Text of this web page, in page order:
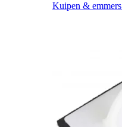
Kuipen & emmers